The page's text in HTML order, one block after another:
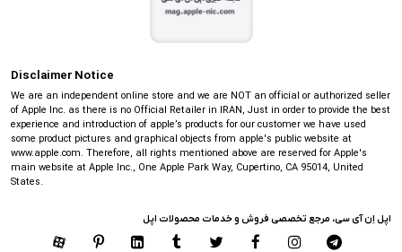
Disclaimer Notice
We are an independent online store and we are NOT an official or authorized seller
of Apple Inc. as there is no Official Retailer in IRAN, Just in order to provide the best
experience and introduction of apple’s products for our customer we have used
some product pictures and graphical objects from apple's public website at
www.apple.com. Therefore, all rights mentioned above are reserved for Apple's
main website at Apple Inc., One Apple Park Way, Cupertino, CA 95014, United
States.
اپل اِن آی سی، مرجع تخصصی فروش و خدمات محصولات اپل